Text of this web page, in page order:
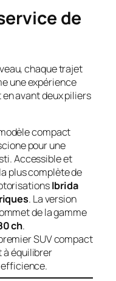
de
chaque trajet
une expérience
avant deux piliers
compact
pour une
Accessible et
plus complète de
Ibrida
. La version
de la gamme
ch.
SUV compact
à équilibrer